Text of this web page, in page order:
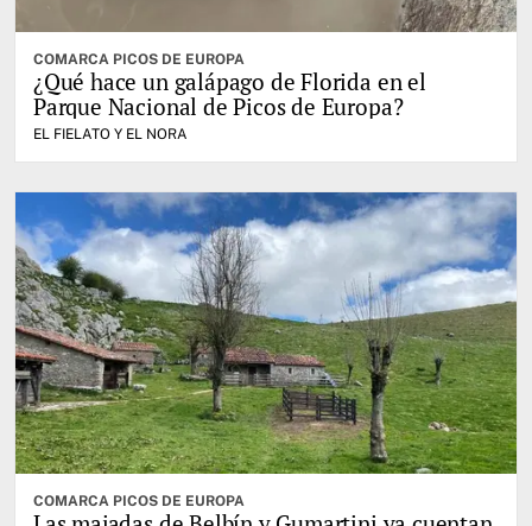
COMARCA PICOS DE EUROPA
¿Qué hace un galápago de Florida en el
Parque Nacional de Picos de Europa?
EL FIELATO Y EL NORA
COMARCA PICOS DE EUROPA